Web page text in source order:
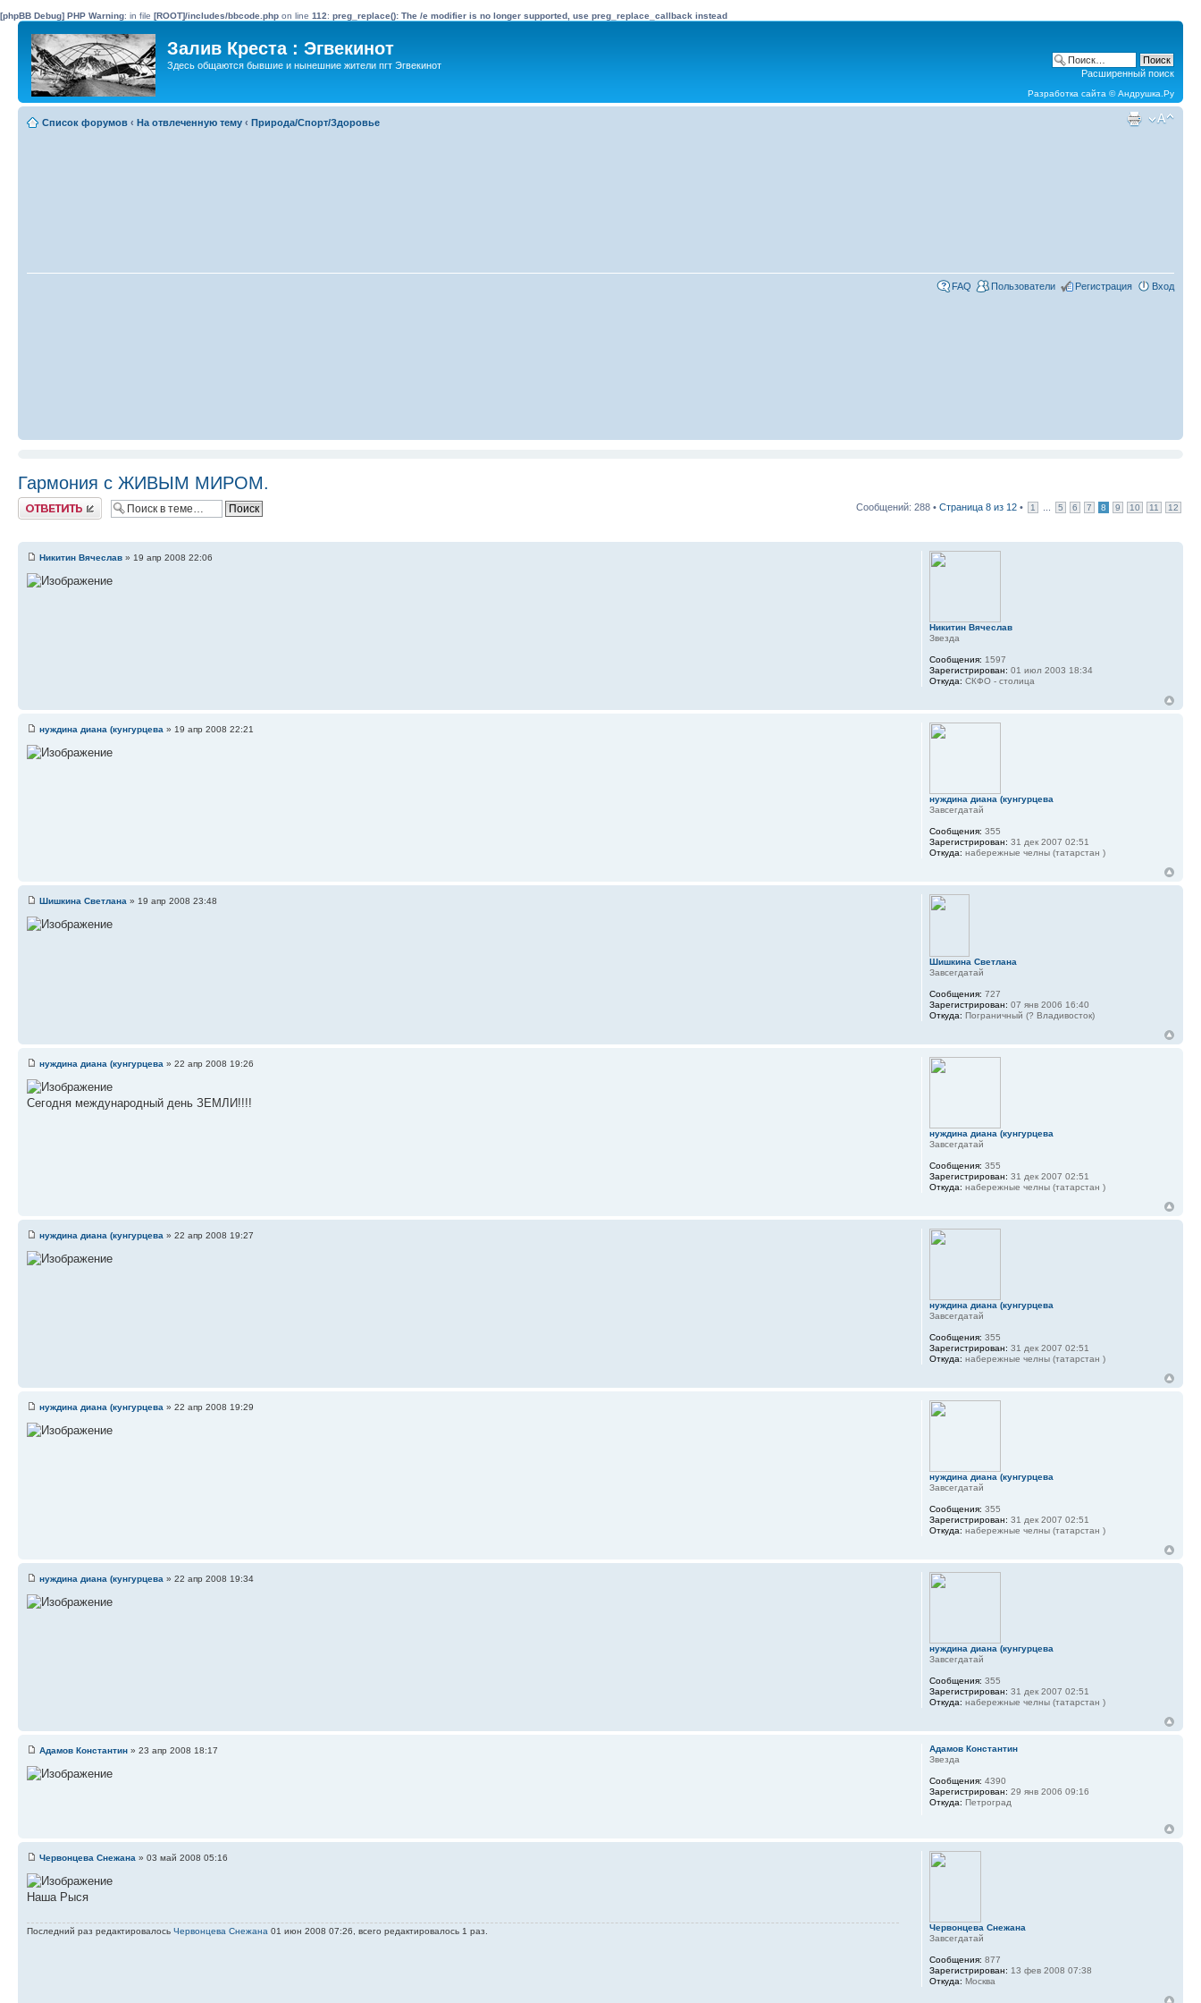
[phpBB Debug] PHP Warning: in file [ROOT]/includes/bbcode.php on line 112: preg_replace(): The /e modifier is no longer supported, use preg_replace_callback instead
Залив Креста : Эгвекинот
Здесь общаются бывшие и нынешние жители пгт Эгвекинот
Расширенный поиск
Разработка сайта ©Андрушка.Ру
Список форумов ‹ На отвлеченную тему ‹ Природа/Спорт/Здоровье
FAQ Пользователи Регистрация Вход
Гармония с ЖИВЫМ МИРОМ.
Ответить Сообщений: 288 • Страница 8 из 12 • 1 5 6 7 8 9 10 11 12
Никитин Вячеслав » 19 апр 2008 22:06
Никитин Вячеслав
Звезда
Сообщения: 1597
Зарегистрирован: 01 июл 2003 18:34
Откуда: СКФО - столица
нуждина диана (кунгурцева » 19 апр 2008 22:21
нуждина диана (кунгурцева
Завсегдатай
Сообщения: 355
Зарегистрирован: 31 дек 2007 02:51
Откуда: набережные челны (татарстан )
Шишкина Светлана » 19 апр 2008 23:48
Шишкина Светлана
Завсегдатай
Сообщения: 727
Зарегистрирован: 07 янв 2006 16:40
Откуда: Пограничный (? Владивосток)
нуждина диана (кунгурцева » 22 апр 2008 19:26
Сегодня международный день ЗЕМЛИ!!!!
нуждина диана (кунгурцева
Завсегдатай
Сообщения: 355
Зарегистрирован: 31 дек 2007 02:51
Откуда: набережные челны (татарстан )
нуждина диана (кунгурцева » 22 апр 2008 19:27
нуждина диана (кунгурцева
Завсегдатай
Сообщения: 355
Зарегистрирован: 31 дек 2007 02:51
Откуда: набережные челны (татарстан )
нуждина диана (кунгурцева » 22 апр 2008 19:29
нуждина диана (кунгурцева
Завсегдатай
Сообщения: 355
Зарегистрирован: 31 дек 2007 02:51
Откуда: набережные челны (татарстан )
нуждина диана (кунгурцева » 22 апр 2008 19:34
нуждина диана (кунгурцева
Завсегдатай
Сообщения: 355
Зарегистрирован: 31 дек 2007 02:51
Откуда: набережные челны (татарстан )
Адамов Константин » 23 апр 2008 18:17
Адамов Константин
Звезда
Сообщения: 4390
Зарегистрирован: 29 янв 2006 09:16
Откуда: Петроград
Червонцева Снежана » 03 май 2008 05:16
Наша Рыся
Последний раз редактировалось Червонцева Снежана 01 июн 2008 07:26, всего редактировалось 1 раз.
Червонцева Снежана
Завсегдатай
Сообщения: 877
Зарегистрирован: 13 фев 2008 07:38
Откуда: Москва